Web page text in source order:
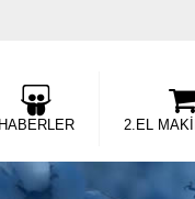
HABERLER 2.EL